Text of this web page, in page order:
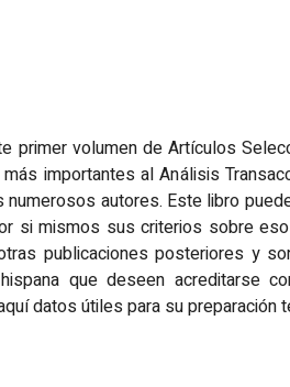
primer volumen de Artículos
importantes al Análisis
autores. Este libro
si mismos sus criterios sobre
publicaciones posteriores y
que deseen acreditarse
datos útiles para su preparación